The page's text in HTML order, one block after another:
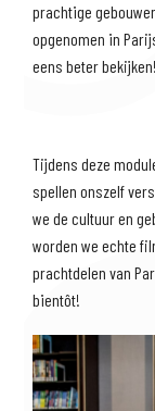
prachtige
opgenomen in
eens beter
Tijdens deze
spellen onszelf
we de cultuur en
worden we echte
prachtdelen van
bientôt!